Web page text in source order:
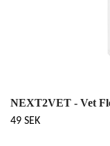
NEXT2VET - Vet
49 SEK